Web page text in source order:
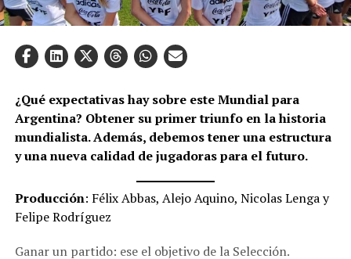
¿Qué expectativas hay sobre este Mundial para
Argentina? Obtener su primer triunfo en la historia
mundialista. Además, debemos tener una estructura
y una nueva calidad de jugadoras para el futuro.
Producción: Félix Abbas, Alejo Aquino, Nicolas Lenga y
Felipe Rodríguez
Ganar un partido: ese el objetivo de la Selección.